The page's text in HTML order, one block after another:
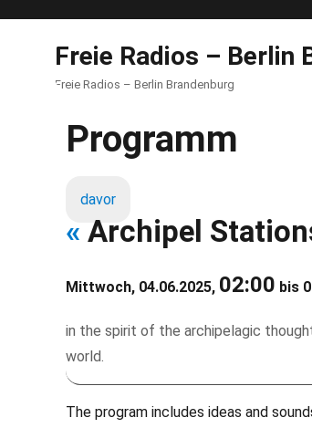
Freie Radios – Berlin
Freie Radios – Berlin Brandenburg
Programm
davor
« Archipel
Mittwoch, 04.06.2025, 02:00 bis
in the spirit of the archipelagic
world.
The program includes ideas and